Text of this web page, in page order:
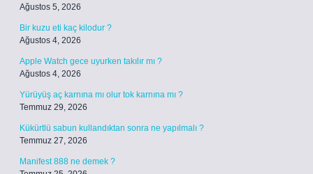
Ağustos 5, 2026
Bir kuzu eti kaç kilodur ?
Ağustos 4, 2026
Apple Watch gece uyurken takılır mı ?
Ağustos 4, 2026
Yürüyüş aç karnına mı olur tok karnına mı ?
Temmuz 29, 2026
Kükürtlü sabun kullandıktan sonra ne yapılmalı ?
Temmuz 27, 2026
Manifest 888 ne demek ?